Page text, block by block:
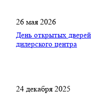
26 мая 2026
День открытых
дилерского центра
24 декабря 2025